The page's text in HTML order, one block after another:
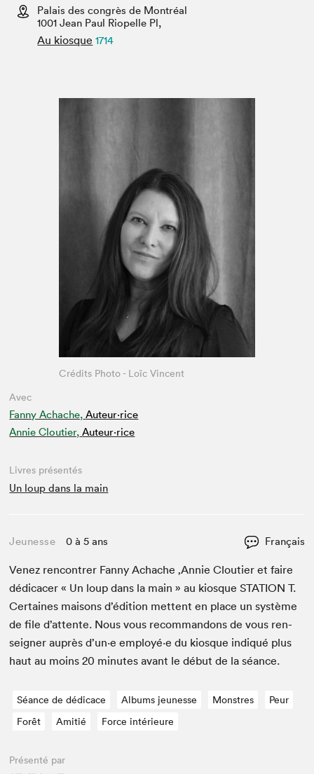
Espace médias
Palais des congrès de Montréal
1001 Jean Paul Riopelle Pl,
Au kiosque 1714
Avec
Fanny Achache, Auteur·rice
Annie Cloutier, Auteur·rice
Crédits Photo - Loïc Vincent
Livres présentés
Un loup dans la main
Jeunesse 0 à 5 ans Français
Venez ren­con­tr­er Fan­ny Achache‚Annie Clouti­er et faire
dédi­cac­er « Un loup dans la main » au kiosqueSTA­TION T.
Cer­taines maisons d’édi­tion met­tent en place un sys­tème
de file d’at­tente. Nous vous recom­man­dons de vous ren­
seign­er auprès d’un·e employé·e du kiosque indiqué plus
haut au moins20 min­utes avant le début de la séance.
Séance de dédicace Albums jeunesse Monstres
Peur
Forêt
Amitié Force intérieure
Présenté par